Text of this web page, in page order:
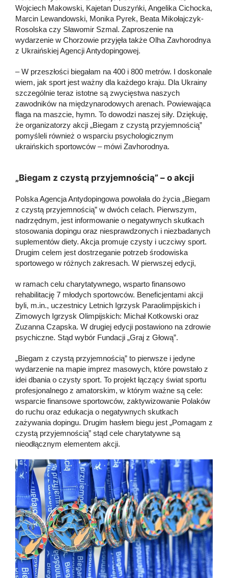
Wojciech Makowski, Kajetan Duszyńki, Angelika Cichocka,
Marcin Lewandowski, Monika Pyrek, Beata Mikołajczyk-
Rosolska czy Sławomir Szmal. Zaproszenie na
wydarzenie w Chorzowie przyjęła także Olha Zavhorodnya
z Ukraińskiej Agencji Antydopingowej.
– W przeszłości biegałam na 400 i 800 metrów. I doskonale
wiem, jak sport jest ważny dla każdego kraju. Dla Ukrainy
szczególnie teraz istotne są zwycięstwa naszych
zawodników na międzynarodowych arenach. Powiewająca
flaga na maszcie, hymn. To dowodzi naszej siły. Dziękuję,
że organizatorzy akcji „Biegam z czystą przyjemnością”
pomyśleli również o wsparciu psychologicznym
ukraińskich sportowców – mówi Zavhorodnya.
„Biegam z czystą przyjemnością” – o akcji
Polska Agencja Antydopingowa powołała do życia „Biegam
z czystą przyjemnością” w dwóch celach. Pierwszym,
nadrzędnym, jest informowanie o negatywnych skutkach
stosowania dopingu oraz niesprawdzonych i niezbadanych
suplementów diety. Akcja promuje czysty i uczciwy sport.
Drugim celem jest dostrzeganie potrzeb środowiska
sportowego w różnych zakresach. W pierwszej edycji,
w ramach celu charytatywnego, wsparto finansowo
rehabilitację 7 młodych sportowców. Beneficjentami akcji
byli, m.in., uczestnicy Letnich Igrzysk Paraolimpijskich i
Zimowych Igrzysk Olimpijskich: Michał Kotkowski oraz
Zuzanna Czapska. W drugiej edycji postawiono na zdrowie
psychiczne. Stąd wybór Fundacji „Graj z Głową”.
„Biegam z czystą przyjemnością” to pierwsze i jedyne
wydarzenie na mapie imprez masowych, które powstało z
idei dbania o czysty sport. To projekt łączący świat sportu
profesjonalnego z amatorskim, w którym ważne są cele:
wsparcie finansowe sportowców, zaktywizowanie Polaków
do ruchu oraz edukacja o negatywnych skutkach
zażywania dopingu. Drugim hasłem biegu jest „Pomagam z
czystą przyjemnością” stąd cele charytatywne są
nieodłącznym elementem akcji.